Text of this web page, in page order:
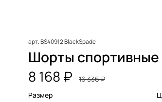
арт.BS40912 BlackSpade
Шорты
8 168 ₽
16 336 ₽
Размер